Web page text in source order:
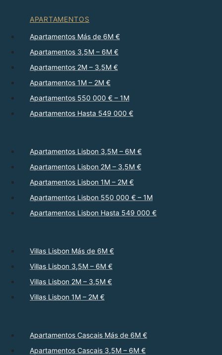
APARTAMENTOS
Apartamentos Más de 6M €
Apartamentos 3,5M – 6M €
Apartamentos 2M – 3,5M €
Apartamentos 1M – 2M €
Apartamentos 550 000 € – 1M
Apartamentos Hasta 549 000 €
Apartamentos Lisbon 3,5M – 6M €
Apartamentos Lisbon 2M – 3,5M €
Apartamentos Lisbon 1M – 2M €
Apartamentos Lisbon 550 000 € – 1M
Apartamentos Lisbon Hasta 549 000 €
Villas Lisbon Más de 6M €
Villas Lisbon 3,5M – 6M €
Villas Lisbon 2M – 3,5M €
Villas Lisbon 1M – 2M €
Apartamentos Cascais Más de 6M €
Apartamentos Cascais 3,5M – 6M €